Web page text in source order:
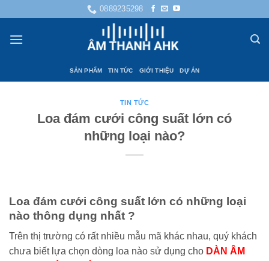
nội
0889235298
SẢN PHẨM TIN TỨC GIỚI THIỆU DỰ ÁN
TIN TỨC
Loa đám cưới công suất lớn có
những loại nào?
Loa đám cưới công suất lớn có những loại
nào thông dụng nhất ?
Trên thị trường có rất nhiều mẫu mã khác nhau, quý khách
chưa biết lựa chọn dòng loa nào sử dụng cho DÀN ÂM